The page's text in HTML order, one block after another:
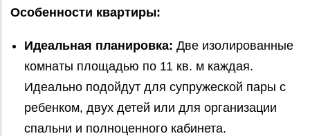
Особенности квартиры:
Идеальная планировка: Две изолированные
комнаты площадью по 11 кв. м каждая.
Идеально подойдут для супружеской пары с
ребенком, двух детей или для организации
спальни и полноценного кабинета.